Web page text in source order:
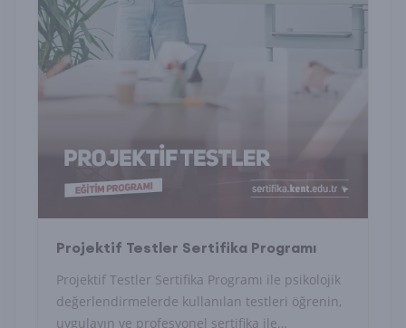
Projektif Testler Sertifika Programı
Projektif Testler Sertifika Programı ile psikolojik
değerlendirmelerde kullanılan testleri öğrenin,
uygulayın ve profesyonel sertifika ile